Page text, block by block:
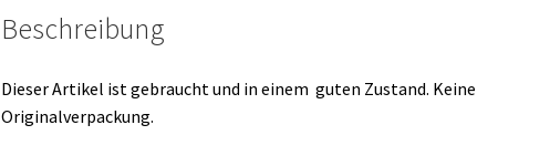
Beschreibung
Dieser Artikel ist gebraucht und in einem guten Zustand. Keine
Originalverpackung.